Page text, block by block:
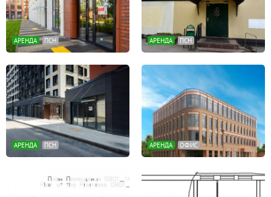
АРЕНДА ПСН АРЕНДА ПСН
АРЕНДА ПСН АРЕНДА ОФИС